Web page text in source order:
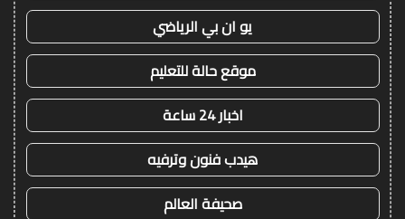
يو ان بي الرياضي
موقع حالة للتعليم
اخبار 24 ساعة
هيدب فنون وترفيه
صحيفة العالم